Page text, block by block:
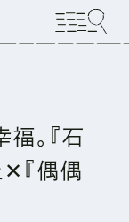
。『石
『偶偶